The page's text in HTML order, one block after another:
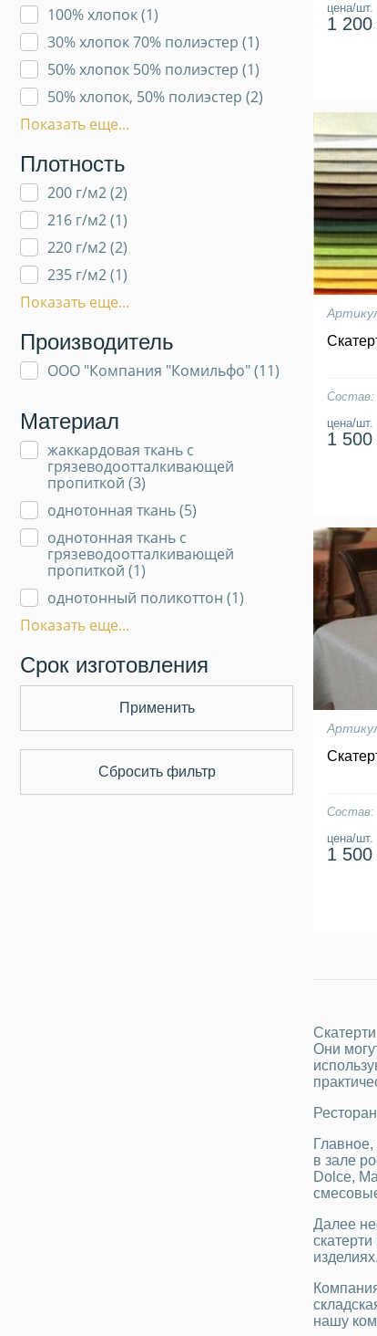
100% хлопок (1)
30% хлопок 70% полиэстер (1)
50% хлопок 50% полиэстер (1)
50% хлопок, 50% полиэстер (2)
Показать еще...
Плотность
200 г/м2 (2)
216 г/м2 (1)
220 г/м2 (2)
235 г/м2 (1)
Показать еще...
Производитель
ООО "Компания "Комильфо" (11)
Материал
жаккардовая ткань с
грязеводоотталкивающей
пропиткой (3)
однотонная ткань (5)
однотонная ткань с
грязеводоотталкивающей
пропиткой (1)
однотонный поликоттон (1)
Показать еще...
Срок изготовления
Применить
Сбросить фильтр
цена/шт.
1 200
цена/шт.
1 500
Состав:
цена/шт.
1 500
Состав:
Они
в зале
Dolce,
Далее
нашу